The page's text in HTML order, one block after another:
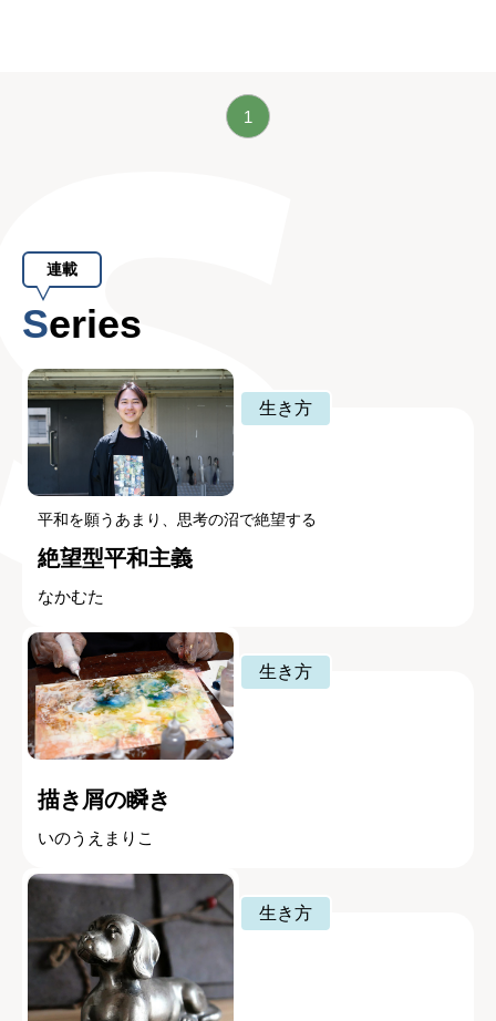
1
連載
Series
生き方
平和を願うあまり、思考の沼で絶望する
絶望型平和主義
なかむた
生き方
描き屑の瞬き
いのうえまりこ
生き方